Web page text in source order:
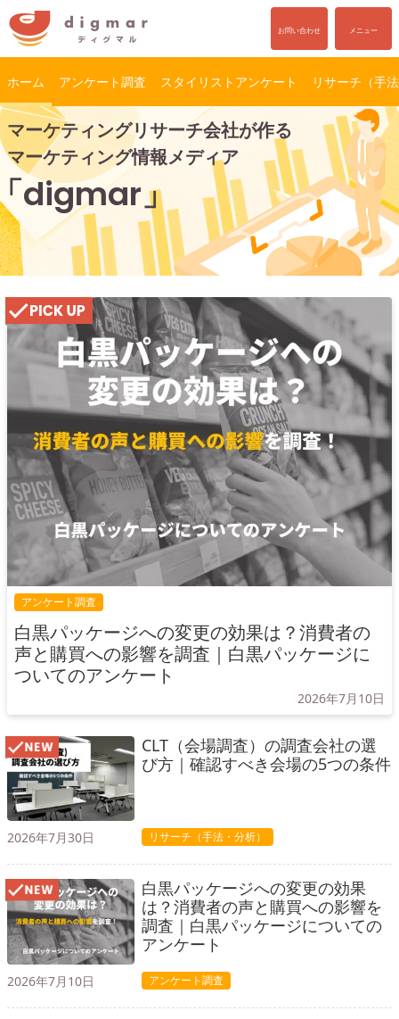
コ
ン
テ
へ
ス
キ
ッ
プ
ナ
ビ
ゲ
ョ
ン
に
移
動
お問い合わせ メニュー
ホーム アンケート調査 スタイリストアンケート リサーチ（手
マーケティングリサーチ会社が作る
マーケティング情報メディア
digmar」
2026年7月10日
アンケート調査
白黒パッケージへの変更の効果は？消費者の
声と購買への影響を調査｜白黒パッケージに
ついてのアンケート
CLT（会場調査）の調査会社の選
び方｜確認すべき会場の5つの条件
2026年7月30日 リサーチ（手法・分析）
白黒パッケージへの変更の効果
は？消費者の声と購買への影響を
調査｜白黒パッケージについての
アンケート
2026年7月10日 アンケート調査